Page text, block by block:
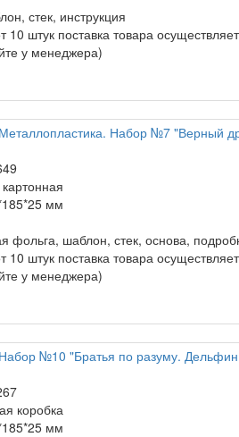
стек, инструкция
10 штук поставка товара
у менеджера)
Набор №7 "Верный
мм
фольга, шаблон, стек, основа,
10 штук поставка товара
у менеджера)
№10 "Братья по разуму.
коробка
мм